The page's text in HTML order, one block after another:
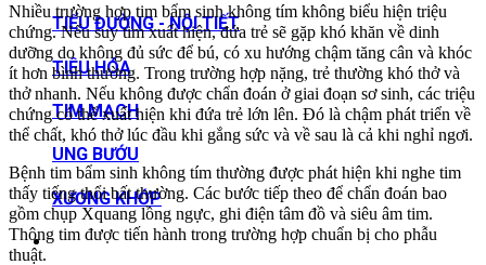
TIỂU ĐƯỜNG - NỘI TIẾT
TIÊU HÓA
TIM MẠCH
UNG BƯỚU
XƯƠNG KHỚP
Nhiều trường hợp tim bẩm sinh không tím không biểu hiện triệu
chứng. Nếu suy tim xuất hiện, đứa trẻ sẽ gặp khó khăn về dinh
dưỡng do không đủ sức để bú, có xu hướng chậm tăng cân và khóc
ít hơn bình thường. Trong trường hợp nặng, trẻ thường khó thở và
thở nhanh. Nếu không được chẩn đoán ở giai đoạn sơ sinh, các triệu
chứng có thể xuất hiện khi đứa trẻ lớn lên. Đó là chậm phát triển về
thể chất, khó thở lúc đầu khi gắng sức và về sau là cả khi nghỉ ngơi.
Bệnh tim bẩm sinh không tím thường được phát hiện khi nghe tim
thấy tiếng thổi bất thường. Các bước tiếp theo để chẩn đoán bao
gồm chụp Xquang lồng ngực, ghi điện tâm đồ và siêu âm tim.
Thông tim được tiến hành trong trường hợp chuẩn bị cho phẫu
thuật.